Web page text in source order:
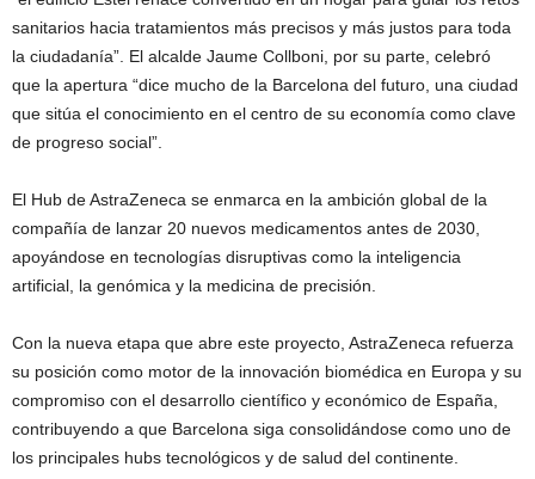
sanitarios hacia tratamientos más precisos y más justos para toda
la ciudadanía”. El alcalde Jaume Collboni, por su parte, celebró
que la apertura “dice mucho de la Barcelona del futuro, una ciudad
que sitúa el conocimiento en el centro de su economía como clave
de progreso social”.
El Hub de AstraZeneca se enmarca en la ambición global de la
compañía de lanzar 20 nuevos medicamentos antes de 2030,
apoyándose en tecnologías disruptivas como la inteligencia
artificial, la genómica y la medicina de precisión.
Con la nueva etapa que abre este proyecto, AstraZeneca refuerza
su posición como motor de la innovación biomédica en Europa y su
compromiso con el desarrollo científico y económico de España,
contribuyendo a que Barcelona siga consolidándose como uno de
los principales hubs tecnológicos y de salud del continente.